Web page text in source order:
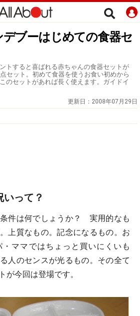
ブーはじめての食器セ
トすると喜ばれる赤ちゃんの食器セットが
セット。初めて食器を使うお食い初めから
のセットがあれば長く使えます。ガイドイ
更新日： 2008年07月29日
って？
件は何でしょうか？ 実用的なも
上質なもの。記念になるもの。お
・ママではちょっと買いにくいも
人のセンスが光るもの。その全て
が今回は登場です。